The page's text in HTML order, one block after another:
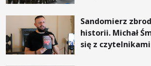
Sandomierz
historii. Michał
się z czytelnikami